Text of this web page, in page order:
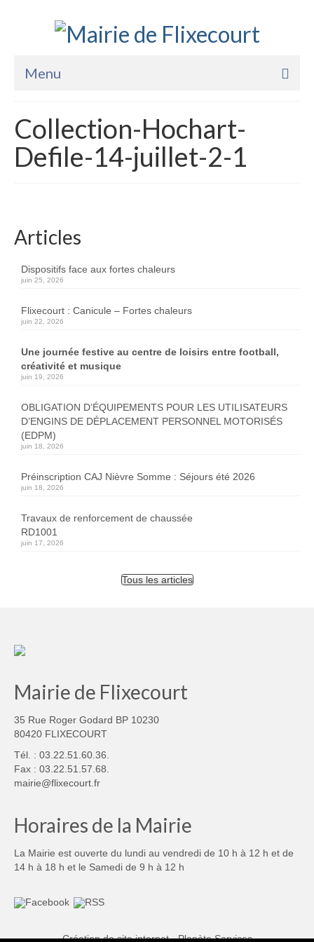
Menu
La Mairie
Vie Pratique
Collection-Hochart-
Defile-14-juillet-2-1
Articles
Dispositifs face aux fortes chaleurs
juin 25, 2026
Flixecourt : Canicule – Fortes chaleurs
juin 22, 2026
Une journée festive au centre de loisirs entre football,
créativité et musique
juin 19, 2026
OBLIGATION D’ÉQUIPEMENTS POUR LES UTILISATEURS
D’ENGINS DE DÉPLACEMENT PERSONNEL MOTORISÉS
(EDPM)
juin 18, 2026
Préinscription CAJ Nièvre Somme : Séjours été 2026
juin 18, 2026
Travaux de renforcement de chaussée
RD1001
juin 17, 2026
Tous les articles
Mairie de Flixecourt
35 Rue Roger Godard BP 10230
80420 FLIXECOURT
Tél. : 03.22.51.60.36.
Fax : 03.22.51.57.68.
mairie@flixecourt.fr
Horaires de la Mairie
La Mairie est ouverte du lundi au vendredi de 10 h à 12 h et de
14 h à 18 h et le Samedi de 9 h à 12 h
Création de site internet - Planète Services